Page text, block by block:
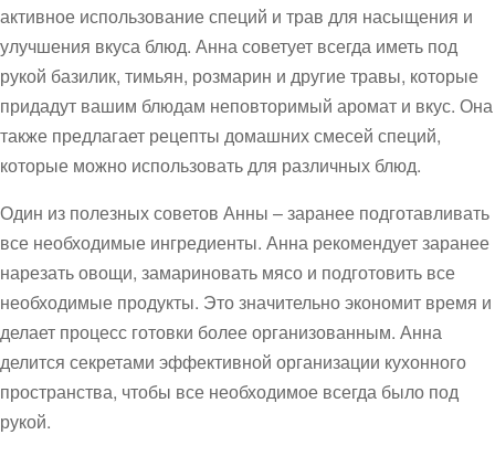
активное использование специй и трав для насыщения и
улучшения вкуса блюд. Анна советует всегда иметь под
рукой базилик, тимьян, розмарин и другие травы, которые
придадут вашим блюдам неповторимый аромат и вкус. Она
также предлагает рецепты домашних смесей специй,
которые можно использовать для различных блюд.
Один из полезных советов Анны – заранее подготавливать
все необходимые ингредиенты. Анна рекомендует заранее
нарезать овощи, замариновать мясо и подготовить все
необходимые продукты. Это значительно экономит время и
делает процесс готовки более организованным. Анна
делится секретами эффективной организации кухонного
пространства, чтобы все необходимое всегда было под
рукой.